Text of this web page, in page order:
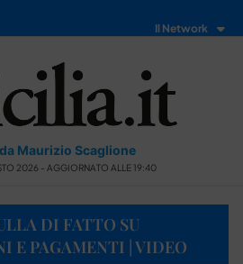
Il Network
Maurizio Scaglione
2026 - AGGIORNATO ALLE 19:40
DI FATTO SU
E PAGAMENTI | VIDEO